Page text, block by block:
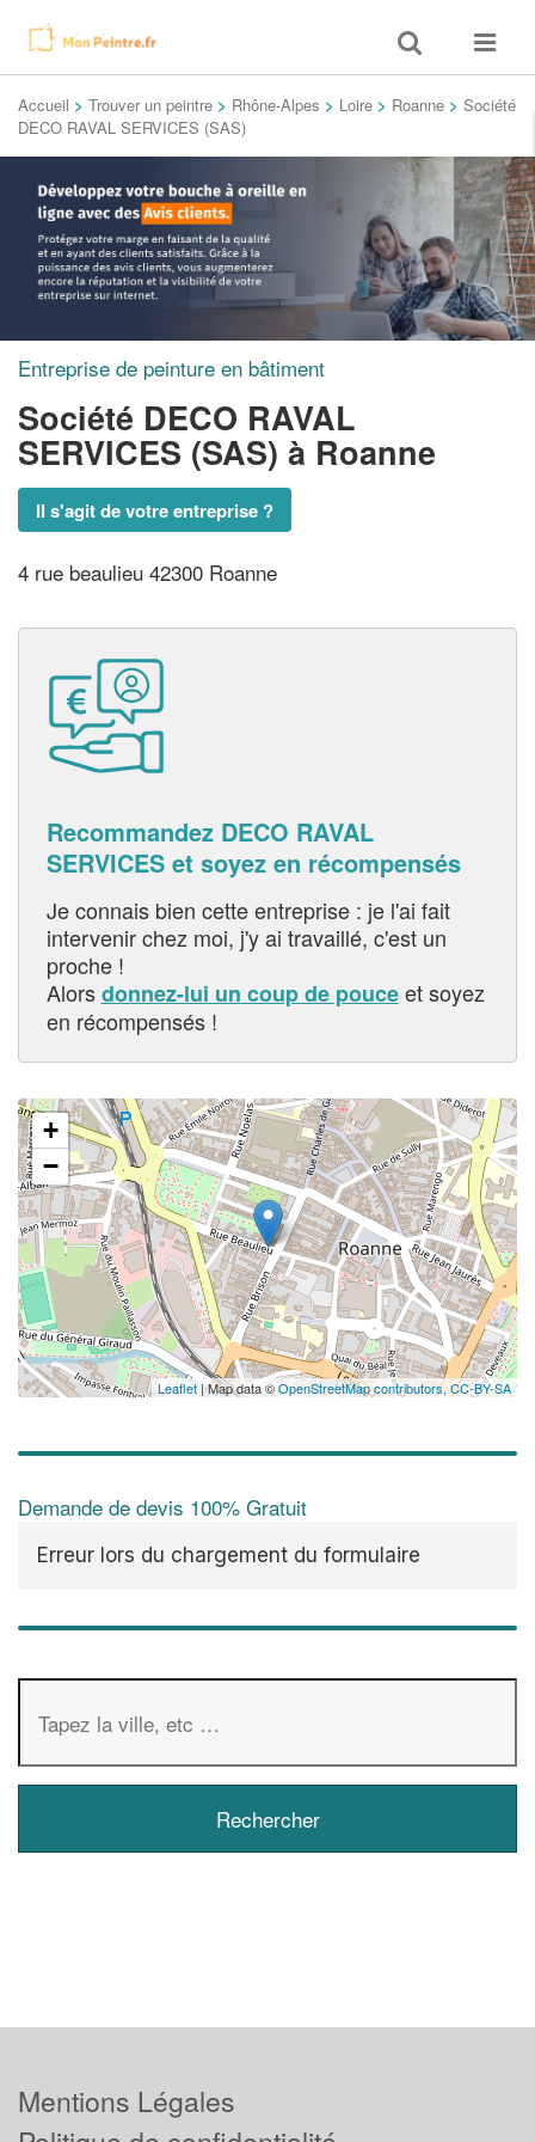
Toggle
search
Toggle
Accueil > Trouver un peintre > Rhône-Alpes > Loire > Roanne > Société
DECO RAVAL SERVICES (SAS)
Entreprise de peinture en bâtiment
Société DECO RAVAL
SERVICES (SAS) à Roanne
Il s'agit de votre entreprise ?
4 rue beaulieu 42300 Roanne
Recommandez DECO RAVAL
SERVICES et soyez en récompensés
Je connais bien cette entreprise : je l'ai fait
intervenir chez moi, j'y ai travaillé, c'est un
proche !
Alorsdonnez-lui un coup de pouceet soyez
en récompensés !
+
−
Leaflet| Map data ©OpenStreetMap contributors, CC-BY-SA
Demande de devis 100% Gratuit
Erreur lors du chargement du formulaire
Mentions Légales